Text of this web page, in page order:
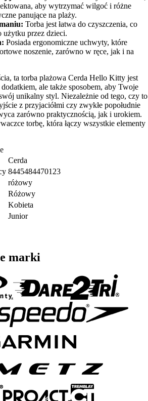
aby wytrzymać wilgoć i różne
panujące na plaży.
Torba jest łatwa do czyszczenia, co
użytku przez dzieci.
Posiada ergonomiczne uchwyty, które
noszenie, zarówno w ręce, jak i na
ta torba plażowa Cerda Hello Kitty jest
ale także sposobem, aby Twoje
unikalny styl. Niezależnie od tego, czy to
z przyjaciółmi czy zwykłe popołudnie
zarówno praktycznością, jak i urokiem.
torbę, która łączy wszystkie elementy
Cerda
8445484470123
różowy
Różowy
Kobieta
Junior
marki